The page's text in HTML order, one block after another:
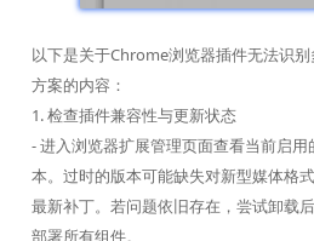
以下是关于Chrome浏览器插件无法识
方案的内容：
1. 检查插件兼容性与更新状态
- 进入浏览器扩展管理页面查看当前启
本。过时的版本可能缺失对新型媒体格
最新补丁。若问题依旧存在，尝试卸载
部署所有组件。